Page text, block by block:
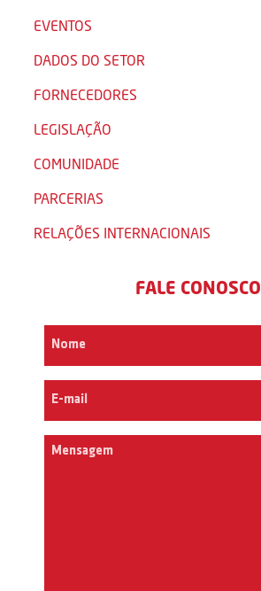
EVENTOS
DADOS DO SETOR
FORNECEDORES
LEGISLAÇÃO
COMUNIDADE
PARCERIAS
RELAÇÕES INTERNACIONAIS
FALE CONOSCO